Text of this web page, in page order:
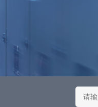
施耐德智能保护器选型